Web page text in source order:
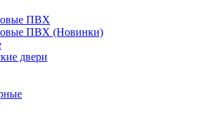
ПВХ
ПВХ (Новинки)
двери